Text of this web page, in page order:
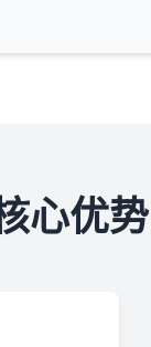
心优势